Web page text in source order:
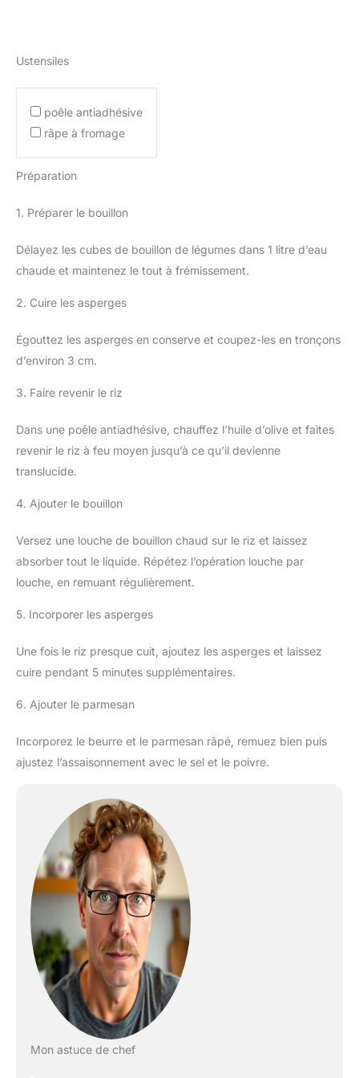
Ustensiles
poêle antiadhésive
râpe à fromage
Préparation
1. Préparer le bouillon
Délayez les cubes de bouillon de légumes dans 1 litre d’eau
chaude et maintenez le tout à frémissement.
2. Cuire les asperges
Égouttez les asperges en conserve et coupez-les en tronçons
d’environ 3 cm.
3. Faire revenir le riz
Dans une poêle antiadhésive, chauffez l’huile d’olive et faites
revenir le riz à feu moyen jusqu’à ce qu’il devienne
translucide.
4. Ajouter le bouillon
Versez une louche de bouillon chaud sur le riz et laissez
absorber tout le liquide. Répétez l’opération louche par
louche, en remuant régulièrement.
5. Incorporer les asperges
Une fois le riz presque cuit, ajoutez les asperges et laissez
cuire pendant 5 minutes supplémentaires.
6. Ajouter le parmesan
Incorporez le beurre et le parmesan râpé, remuez bien puis
ajustez l’assaisonnement avec le sel et le poivre.
Mon astuce de chef